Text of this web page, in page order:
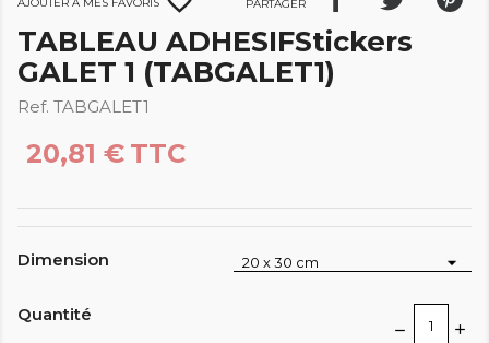
TABLEAU ADHESIFStickers
GALET 1 (TABGALET1)
Ref. TABGALET1
20,81 € TTC
Dimension
Quantité